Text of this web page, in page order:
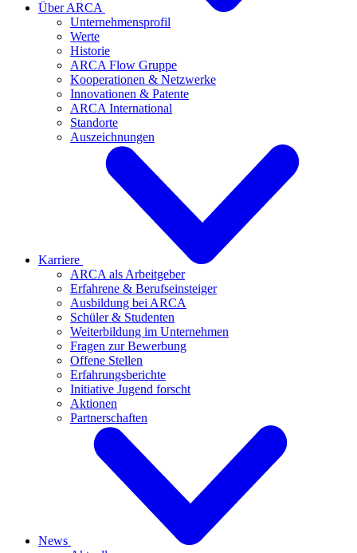
Über ARCA
Unternehmensprofil
Werte
Historie
ARCA Flow Gruppe
Kooperationen & Netzwerke
Innovationen & Patente
ARCA International
Standorte
Auszeichnungen
Karriere
ARCA als Arbeitgeber
Erfahrene & Berufseinsteiger
Ausbildung bei ARCA
Schüler & Studenten
Weiterbildung im Unternehmen
Fragen zur Bewerbung
Offene Stellen
Erfahrungsberichte
Initiative Jugend forscht
Aktionen
Partnerschaften
News